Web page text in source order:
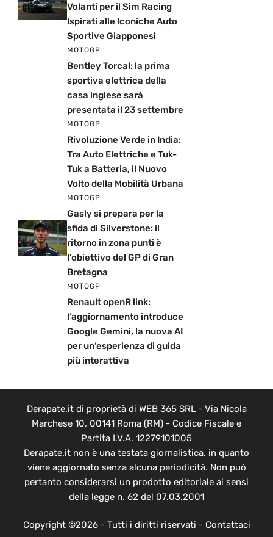
Volanti per il Sim Racing
Ispirati alle Iconiche Auto
Sportive Giapponesi
MOTOGP
Bentley Torcal: la prima
sportiva elettrica della
casa inglese sarà
presentata il 23 settembre
MOTOGP
Rivoluzione Verde in India:
Tra Auto Elettriche e Tuk-
Tuk a Batteria, il Nuovo
Volto della Mobilità Urbana
MOTOGP
Gasly si prepara per la
sfida di Silverstone: il
ritorno in zona punti è
l’obiettivo del GP di Gran
Bretagna
MOTOGP
Renault openR link:
l’aggiornamento introduce
Google Gemini, la nuova AI
per un’esperienza di guida
più interattiva
Derapate.it di proprietà di WEB 365 SRL - Via Nicola
Marchese 10, 00141 Roma (RM) - Codice Fiscale e
Partita I.V.A. 12279101005
Derapate.it non è una testata giornalistica, in quanto
viene aggiornato senza alcuna periodicità. Non può
pertanto considerarsi un prodotto editoriale ai sensi
della legge n. 62 del 07.03.2001
Copyright ©2026 - Tutti i diritti riservati - Contattaci